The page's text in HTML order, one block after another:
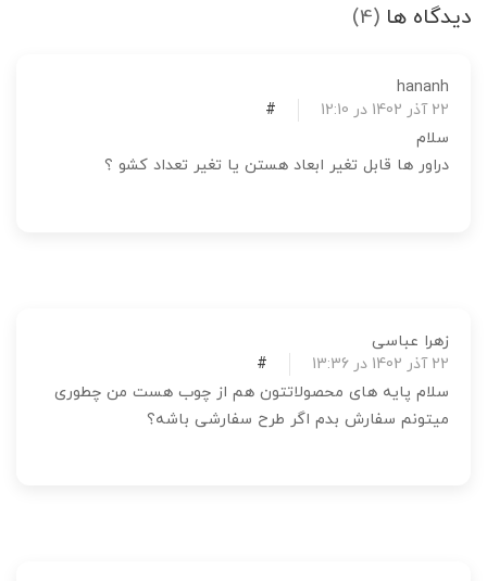
دیدگاه ها (4)
hananh
22 آذر 1402 در 12:10 #
سلام
دراور ها قابل تغیر ابعاد هستن یا تغیر تعداد کشو ؟
زهرا عباسی
22 آذر 1402 در 13:36 #
سلام پایه های محصولاتتون هم از چوب هست من چطوری
میتونم سفارش بدم اگر طرح سفارشی باشه؟